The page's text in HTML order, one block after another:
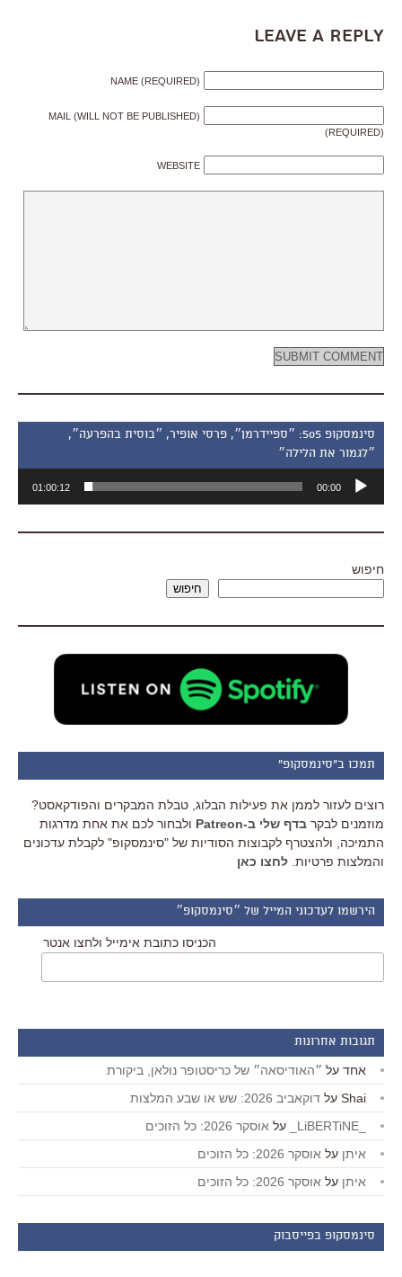
Leave a Reply
NAME (REQUIRED)
MAIL (WILL NOT BE PUBLISHED)
(REQUIRED)
WEBSITE
סינמסקופ 505: ״ספיידרמן״, פרסי אופיר, ״בוסית בהפרעה״,
״לגמור את הלילה״
אודיו
00:00
01:00:12
חיפוש
חיפוש
תמכו ב"סינמסקופ"
רוצים לעזור לממן את פעילות הבלוג, טבלת המבקרים והפודקאסט?
מוזמנים לבקר בדף שלי ב-Patreon
ולבחור לכם את אחת מדרגות
התמיכה, ולהצטרף לקבוצות הסודיות של "סינמסקופ" לקבלת עדכונים
והמלצות פרטיות. לחצו כאן
הירשמו לעדכוני המייל של ״סינמסקופ״
הכניסו כתובת אימייל ולחצו אנטר
תגובות אחרונות
אחד על ״האודיסאה״ של כריסטופר נולאן, ביקורת
Shai על דוקאביב 2026: שש או שבע המלצות
על אוסקר 2026: כל הזוכים
איתן על אוסקר 2026: כל הזוכים
איתן על אוסקר 2026: כל הזוכים
סינמסקופ בפייסבוק